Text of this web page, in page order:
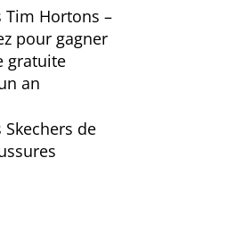
Tim Hortons –
pour gagner
gratuite
an
Skechers de